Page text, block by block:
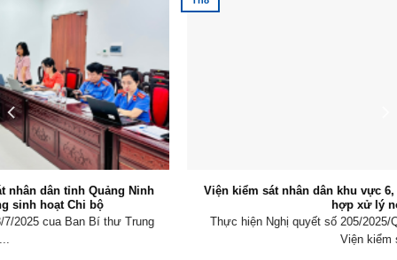
Viện kiểm sát nhân dân khu vực 6, Quảng Ninh tăng cường phối
Thực hiện Nghị quyết số 205/2025/QH15 của Quốc hội về thí điểm